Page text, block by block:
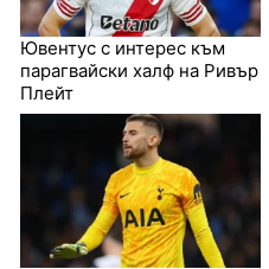
Ювентус с интерес към
парагвайски халф на Ривър
Плейт